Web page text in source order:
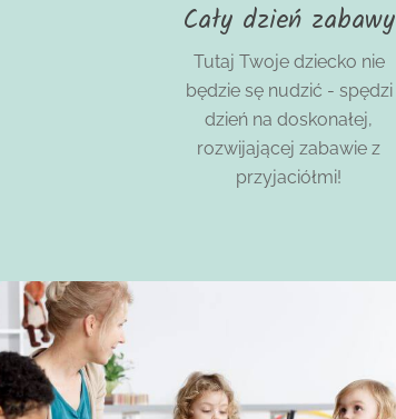
Cały dzień zabawy
Tutaj Twoje dziecko nie
będzie sę nudzić - spędzi
dzień na doskonałej,
rozwijającej zabawie z
przyjaciółmi!